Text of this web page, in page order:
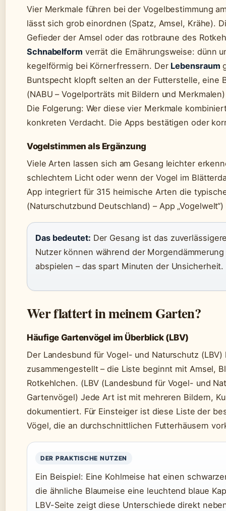
Vier Merkmale führen bei der Vogelbestimmung
lässt sich grob einordnen (Spatz, Amsel, Krähe).
Gefieder der Amsel oder das rotbraune des
Schnabelform verrät die Ernährungsweise: dünn
kegelförmig bei Körnerfressern. Der Lebensraum
Buntspecht klopft selten an der Futterstelle, eine
(NABU – Vogelporträts mit Bildern und Merkmalen)
Die Folgerung: Wer diese vier Merkmale
konkreten Verdacht. Die Apps bestätigen oder
Vogelstimmen als Ergänzung
Viele Arten lassen sich am Gesang leichter
schlechtem Licht oder wenn der Vogel im
App integriert für 315 heimische Arten die
(Naturschutzbund Deutschland) – App „Vogelwelt“)
Das bedeutet: Der Gesang ist das
Nutzer können während der
abspielen – das spart Minuten der Unsicherheit.
Wer flattert in meinem Garten?
Häufige Gartenvögel im Überblick (LBV)
Der Landesbund für Vogel- und Naturschutz
zusammengestellt – die Liste beginnt mit Amsel,
Rotkehlchen. (LBV (Landesbund für Vogel- und
Gartenvögel) Jede Art ist mit mehreren Bildern,
dokumentiert. Für Einsteiger ist diese Liste der
Vögel, die an durchschnittlichen Futterhäusern
DER PRAKTISCHE NUTZEN
Ein Beispiel: Eine Kohlmeise hat einen
die ähnliche Blaumeise eine leuchtend blaue
LBV-Seite zeigt diese Unterschiede direkt